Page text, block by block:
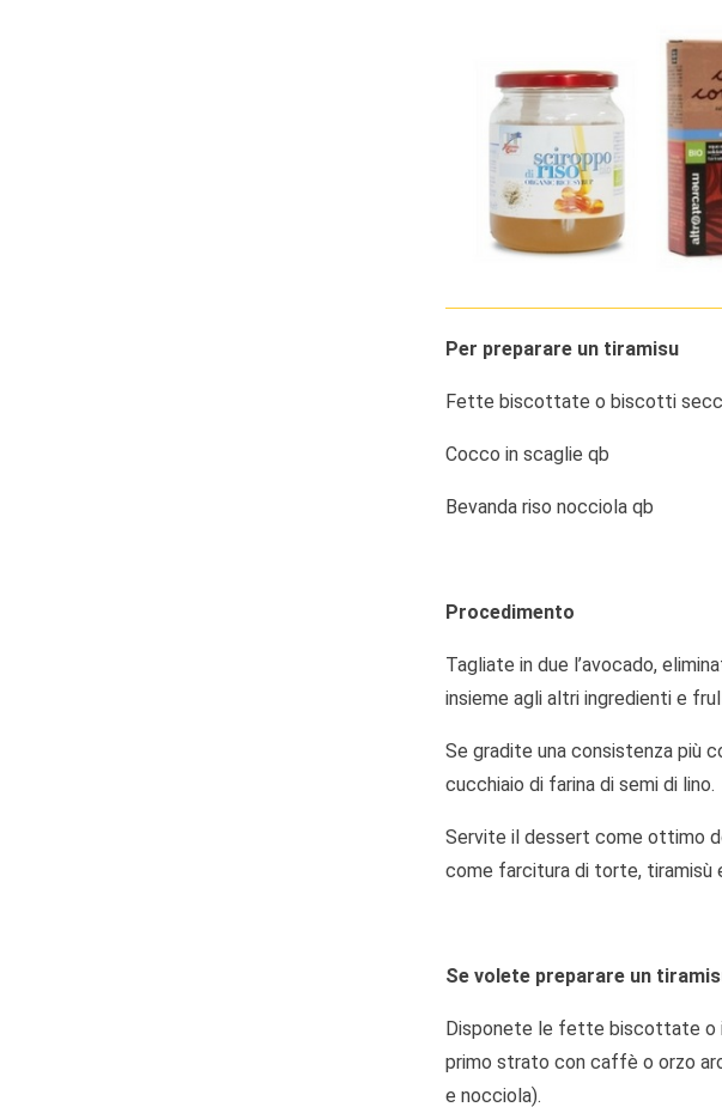
Per preparare un tiramisu
Fette biscottate o biscotti
Cocco in scaglie qb
Bevanda riso nocciola qb
Procedimento
Tagliate in due l’avocado,
insieme agli altri ingredienti e
Se gradite una consistenza più
cucchiaio di farina di semi di lino.
Servite il dessert come ottimo
come farcitura di torte, tiramisù
Se volete preparare un
Disponete le fette biscottate o i
primo strato con caffè o orzo
e nocciola).